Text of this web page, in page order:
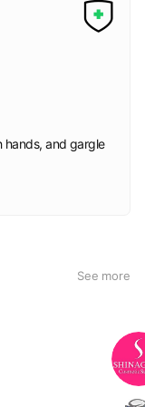
hands, and gargle
See more